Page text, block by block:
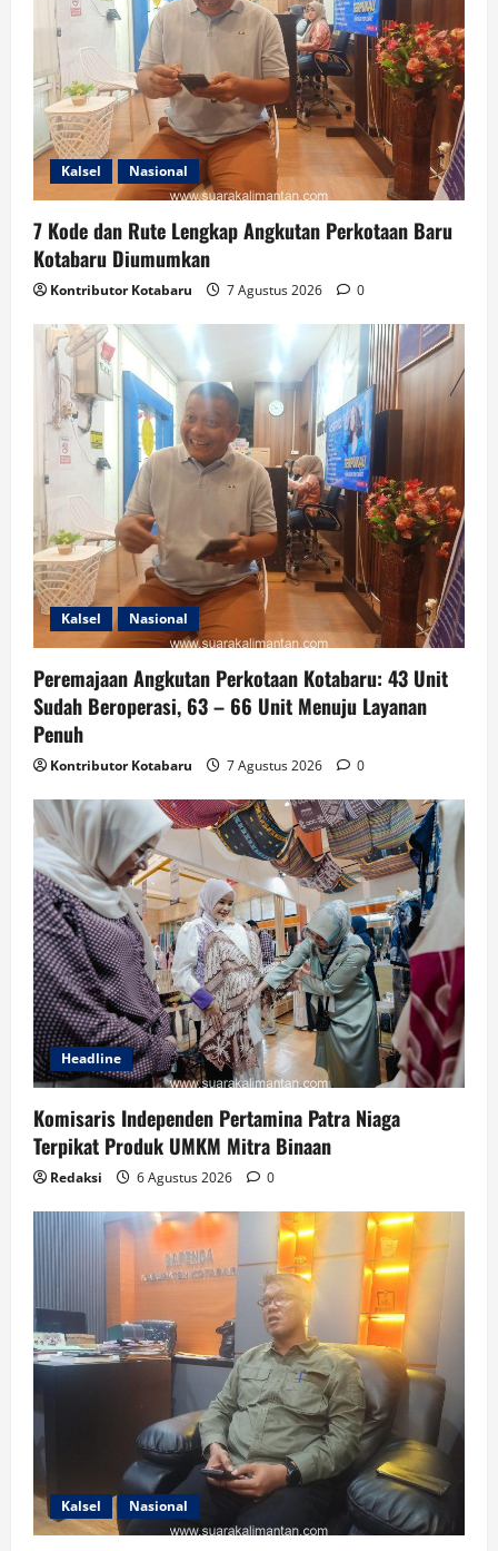
Kalsel Nasional
7 Kode dan Rute Lengkap Angkutan Perkotaan Baru
Kotabaru Diumumkan
Kontributor Kotabaru 7 Agustus 2026 0
Kalsel Nasional
Peremajaan Angkutan Perkotaan Kotabaru: 43 Unit
Sudah Beroperasi, 63 – 66 Unit Menuju Layanan
Penuh
Kontributor Kotabaru 7 Agustus 2026 0
Headline
Komisaris Independen Pertamina Patra Niaga
Terpikat Produk UMKM Mitra Binaan
Redaksi 6 Agustus 2026 0
Kalsel Nasional